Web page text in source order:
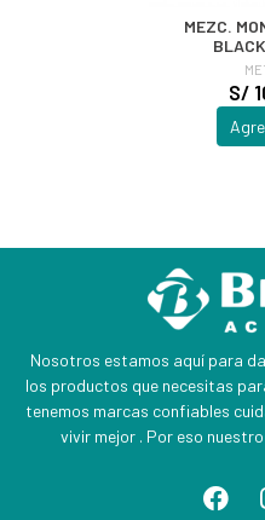
MEZC.
S/
Nosotros estamos aquí para
los productos que necesitas
tenemos marcas confiables
vivir mejor . Por eso nuestro